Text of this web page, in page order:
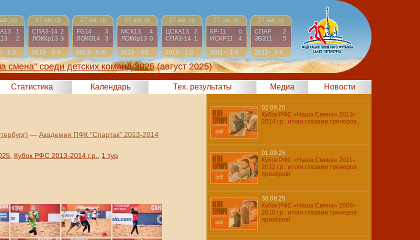
ср
1
2
1-2
27 авг, ср
СПА3-14 2
ЛОККр13 3
2013-
2014
3-4
27 авг, ср
FG14
3
ЛОКО14
3
2013-
2014
5-6
27 авг, ср
МСК13
4
ЛОККр13 0
2013-
2014
1/2
27 авг, ср
ЦСКА13
2
СПА3-14 1
2013-
2014
1/2
27 авг, ср
КР-11
0
ИСКР11
4
2011-
2012
1-2
27 авг, ср
СПАР
2
ЗВЗ11
5
2011-
2012
3-4
среди детских команд 2025 (август 2025)
Статистика Календарь Тех. результаты Медиа Новости
— Академия ПФК "Спартак" 2013-2014
Кубок РФС 2013-2014 г.р.
1 тур
02.09.25
Кубок РФС «Наша Смена» 2013–
2014 г.р.: итоги глазами тренеров...
01.09.25
Кубок РФС «Наша Смена» 2011–
2012 г.р.: итоги глазами тренеров
призёров!
30.08.25
Кубок РФС «Наша Смена» 2009–
2010 г.р.: итоги глазами тренеров
призёров!